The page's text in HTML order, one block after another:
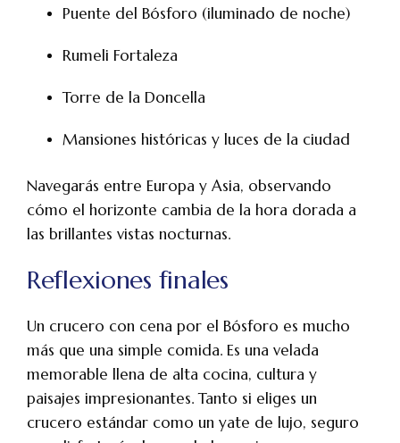
Puente del Bósforo (iluminado de noche)
Rumeli Fortaleza
Torre de la Doncella
Mansiones históricas y luces de la ciudad
Navegarás entre Europa y Asia, observando
cómo el horizonte cambia de la hora dorada a
las brillantes vistas nocturnas.
Reflexiones finales
Un crucero con cena por el Bósforo es mucho
más que una simple comida. Es una velada
memorable llena de alta cocina, cultura y
paisajes impresionantes. Tanto si eliges un
crucero estándar como un yate de lujo, seguro